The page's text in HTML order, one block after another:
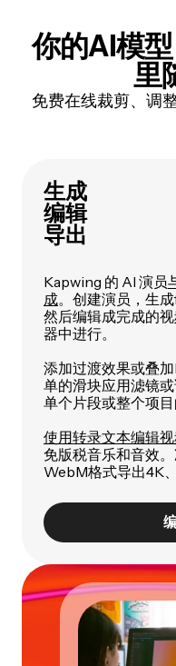
你的AI模
里
免费在线裁剪、调
生成
编辑
导出
Kapwing 的 AI 演员
成。创建演员，生
然后编辑成完成的
器中进行。
添加过渡效果或叠
单的滑块应用滤镜
单个片段或整个项目
使用转录文本编辑
免版税音乐和音效
WebM格式导出4K